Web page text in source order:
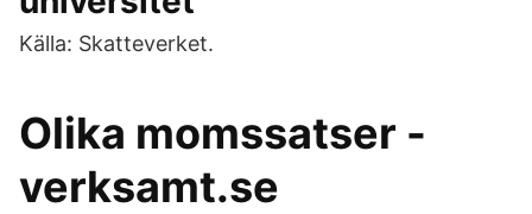
Källa: Skatteverket.
Olika momssatser -
verksamt.se